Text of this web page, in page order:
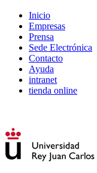
Inicio
Empresas
Prensa
Sede Electrónica
Contacto
Ayuda
intranet
tienda online